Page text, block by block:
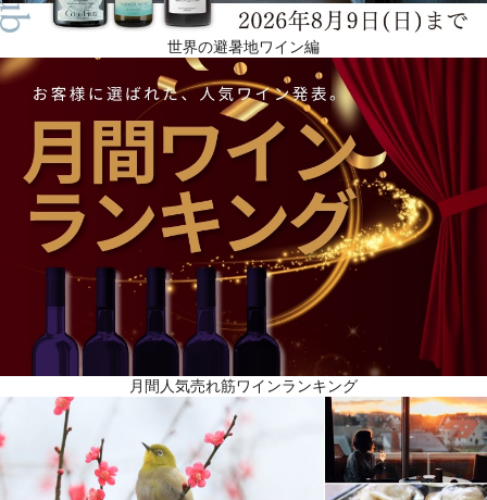
世界の避暑地ワイン編
月間人気売れ筋ワインランキング